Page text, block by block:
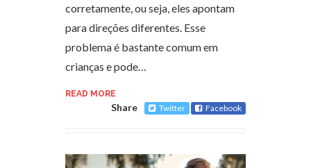
corretamente, ou seja, eles apontam
para direções diferentes. Esse
problema é bastante comum em
crianças e pode…
READ MORE
Share Twitter Facebook